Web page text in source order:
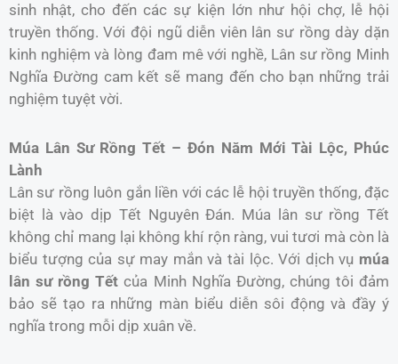
sinh nhật, cho đến các sự kiện lớn như hội chợ, lễ hội
truyền thống. Với đội ngũ diễn viên lân sư rồng dày dặn
kinh nghiệm và lòng đam mê với nghề, Lân sư rồng Minh
Nghĩa Đường cam kết sẽ mang đến cho bạn những trải
nghiệm tuyệt vời.
Múa Lân Sư Rồng Tết – Đón Năm Mới Tài Lộc, Phúc
Lành
Lân sư rồng luôn gắn liền với các lễ hội truyền thống, đặc
biệt là vào dịp Tết Nguyên Đán. Múa lân sư rồng Tết
không chỉ mang lại không khí rộn ràng, vui tươi mà còn là
biểu tượng của sự may mắn và tài lộc. Với dịch vụ múa
lân sư rồng Tết của Minh Nghĩa Đường, chúng tôi đảm
bảo sẽ tạo ra những màn biểu diễn sôi động và đầy ý
nghĩa trong mỗi dịp xuân về.